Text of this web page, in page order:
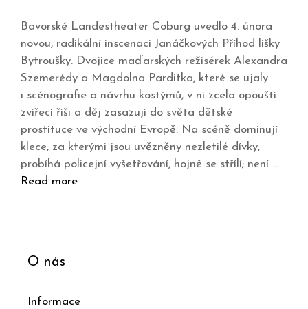
Bavorské Landestheater Coburg uvedlo 4. února
novou, radikální inscenaci Janáčkových Příhod lišky
Bytroušky. Dvojice maďarských režisérek Alexandra
Szemerédy a Magdolna Parditka, které se ujaly
i scénografie a návrhu kostýmů, v ní zcela opouští
zvířecí říši a děj zasazují do světa dětské
prostituce ve východní Evropě. Na scéně dominují
klece, za kterými jsou uvězněny nezletilé dívky,
probíhá policejní vyšetřování, hojně se střílí; není …
Read more
O nás
Informace